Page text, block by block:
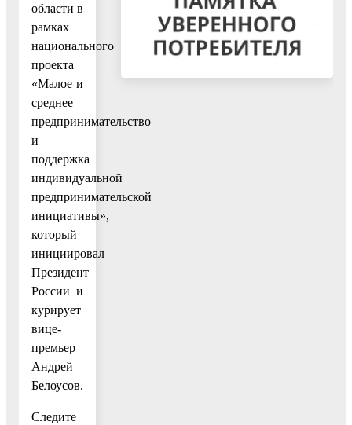
области в
рамках
национального
проекта
«Малое и
среднее
предпринимательство
и
поддержка
индивидуальной
предпринимательской
инициативы»,
который
инициировал
Президент
России и
курирует
вице-
премьер
Андрей
Белоусов.
Следите